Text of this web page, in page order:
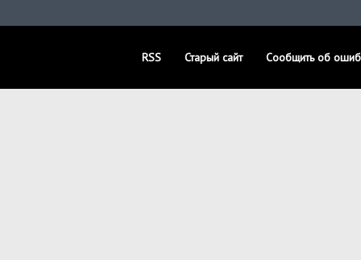
RSS Старый сайт Сообщить об